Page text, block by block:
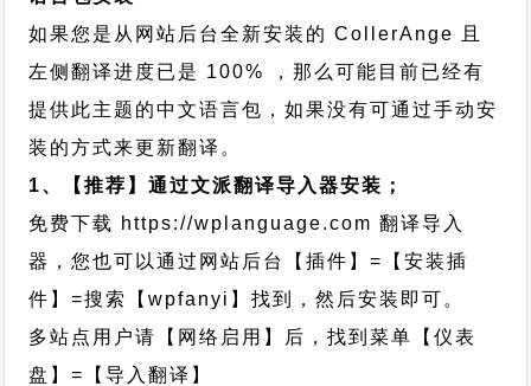
如果您是从网站后台全新安装的 CollerAnge 且
左侧翻译进度已是 100% ，那么可能目前已经有
提供此主题的中文语言包，如果没有可通过手动安
装的方式来更新翻译。
1、【推荐】通过文派翻译导入器安装；
免费下载 https://wplanguage.com 翻译导入
器，您也可以通过网站后台【插件】=【安装插
件】=搜索【wpfanyi】找到，然后安装即可。
多站点用户请【网络启用】后，找到菜单【仪表
盘】=【导入翻译】